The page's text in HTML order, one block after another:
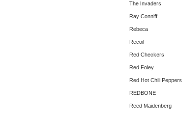
The Invaders
Ray Conniff
Rebeca
Recoil
Red Checkers
Red Foley
Red Hot Chili Peppers
REDBONE
Reed Maidenberg